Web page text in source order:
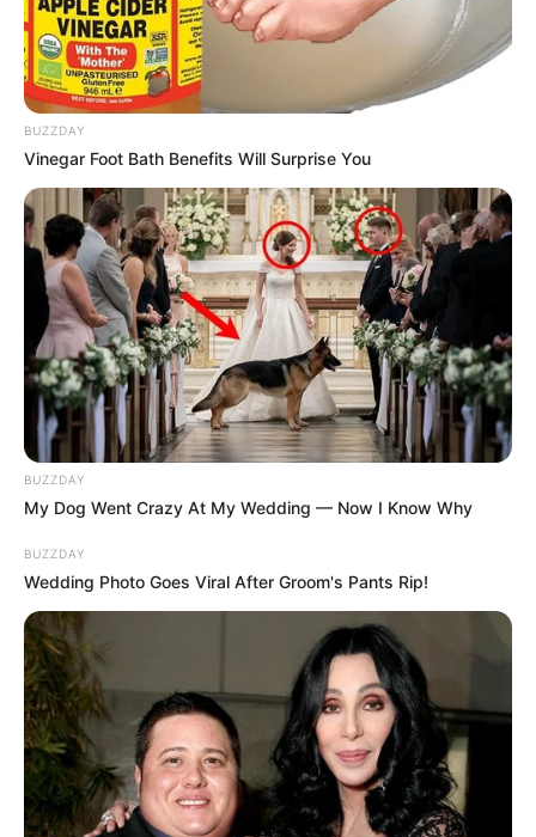
BUZZDAY
Vinegar Foot Bath Benefits Will Surprise You
BUZZDAY
My Dog Went Crazy At My Wedding — Now I Know Why
BUZZDAY
Wedding Photo Goes Viral After Groom's Pants Rip!